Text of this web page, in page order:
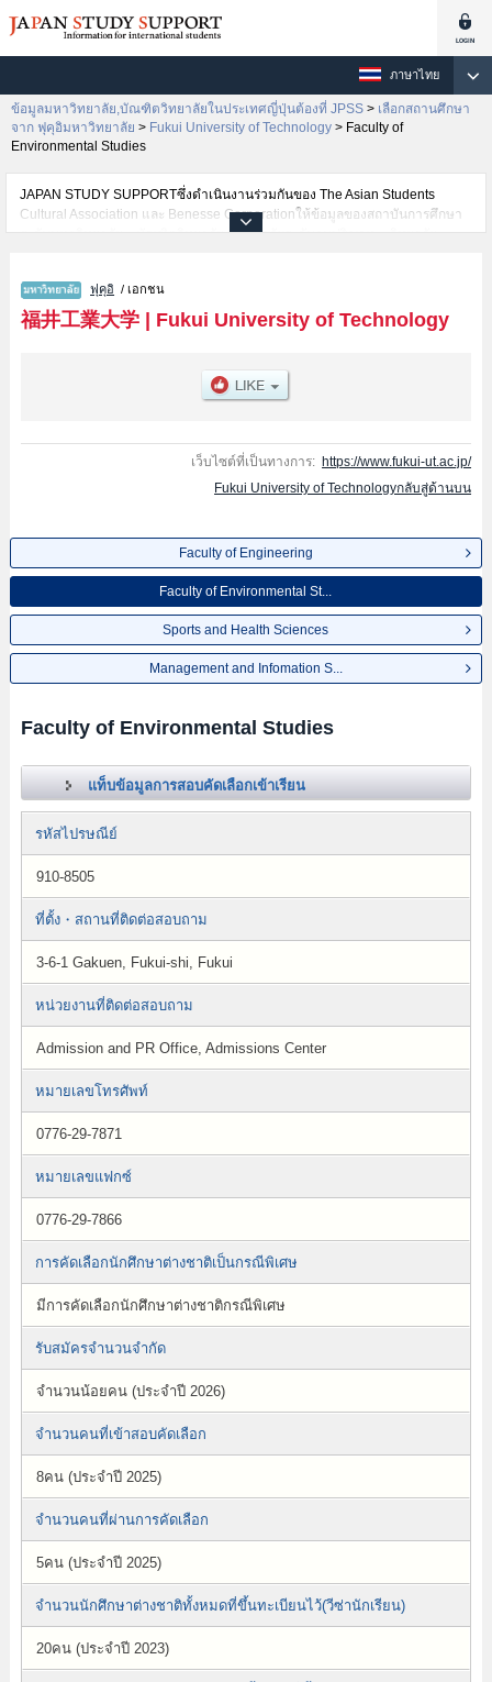
ภาษาไทย
ข้อมูลมหาวิทยาลัย,บัณฑิตวิทยาลัยในประเทศญี่ปุ่นต้องที่ JPSS > เลือกสถานศึกษา
จาก ฟุคุอิมหาวิทยาลัย > Fukui University of Technology > Faculty of
Environmental Studies
JAPAN STUDY SUPPORTซึ่งดำเนินงานร่วมกันของ The Asian Students
Cultural Association และ Benesse Corporationให้ข้อมูลของสถาบันการศึกษา
ระดับมหาวิทยาลัย・บัณฑิตวิทยาลัย・วิทยาลัยระดับอนุปริญญา・วิทยาลัย
นักศึกษาต่างชาติเช่นข้อมูลของแต่ละคณะ,ข้อมูลการสอบคัดเลือกเข้าศึกษาเช่น
จำนวนคนที่รับสมัครหรือจำนวนคนที่ผ่านการสอบคัดเลือกเป็นต้น,แนะนำสถาน
ที่,การเดินทางเป็นต้นไว้ด้วยดังนั้นขอเชิญใช้บริการค้นหาข้อมูลตามอัธยาศัย
ฟุคุอิ / เอกชน
福井工業大学| Fukui University of Technology
เว็บไซต์ที่เป็นทางการ: https://www.fukui-ut.ac.jp/
Fukui University of Technologyกลับสู่ด้านบน
Faculty of Engineering
Faculty of Environmental St...
Sports and Health Sciences
Management and Infomation S...
Faculty of Environmental Studies
แท็บข้อมูลการสอบคัดเลือกเข้าเรียน
รหัสไปรษณีย์
910-8505
ที่ตั้ง・สถานที่ติดต่อสอบถาม
3-6-1 Gakuen, Fukui-shi, Fukui
หน่วยงานที่ติดต่อสอบถาม
Admission and PR Office, Admissions Center
หมายเลขโทรศัพท์
0776-29-7871
หมายเลขแฟกซ์
0776-29-7866
การคัดเลือกนักศึกษาต่างชาติเป็นกรณีพิเศษ
มีการคัดเลือกนักศึกษาต่างชาติกรณีพิเศษ
รับสมัครจำนวนจำกัด
จำนวนน้อยคน (ประจำปี 2026)
จำนวนคนที่เข้าสอบคัดเลือก
8คน (ประจำปี 2025)
จำนวนคนที่ผ่านการคัดเลือก
5คน (ประจำปี 2025)
จำนวนนักศึกษาต่างชาติทั้งหมดที่ขึ้นทะเบียนไว้(วีซ่านักเรียน)
20คน (ประจำปี 2023)